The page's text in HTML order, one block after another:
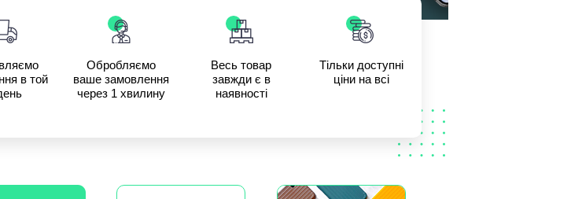
в той
Обробляємо
ваше замовлення
через 1 хвилину
Весь товар
завжди є в
наявності
Тільки доступні
ціни на всі